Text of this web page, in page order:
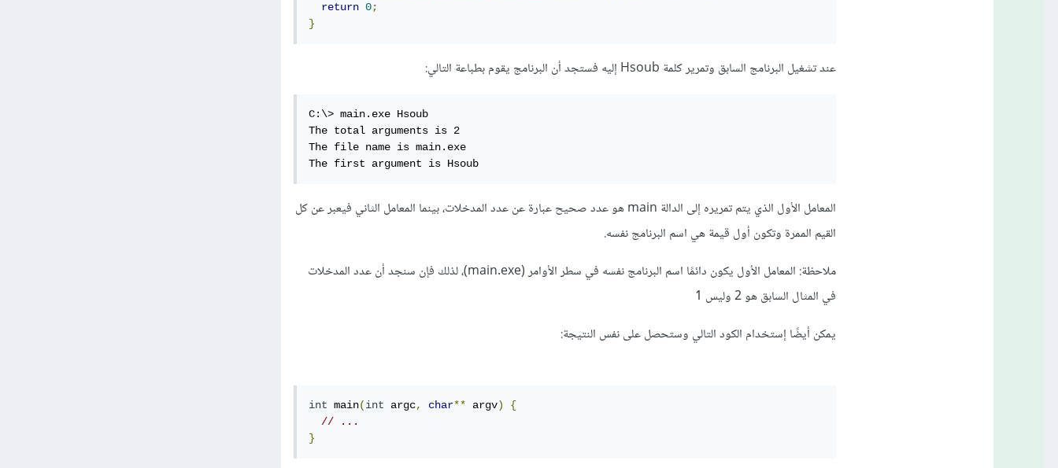
return 0;
}
عند تشغيل البرنامج السابق وتمرير كلمة Hsoub إليه فستجد أن البرنامج يقوم بطباعة التالي:
C:\> main.exe Hsoub
The total arguments is 2
The file name is main.exe
The first argument is Hsoub
المعامل الأول الذي يتم تمريره إلى الدالة main هو عدد صحيح عبارة عن عدد المدخلات، بينما المعامل الثاني فيعبر عن كل
القيم الممرة وتكون أول قيمة هي اسم البرنامج نفسه.
ملاحظة: المعامل الأول يكون دائمًا اسم البرنامج نفسه في سطر الأوامر (main.exe)، لذلك فإن سنجد أن عدد المدخلات
في المثال السابق هو 2 وليس 1
يمكن أيضًا إستخدام الكود التالي وستحصل على نفس النتيجة:
int main(int argc, char** argv)
{
// ...
}